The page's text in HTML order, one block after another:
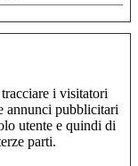
i visitatori
annunci pubblicitari
utente e quindi di
parti.